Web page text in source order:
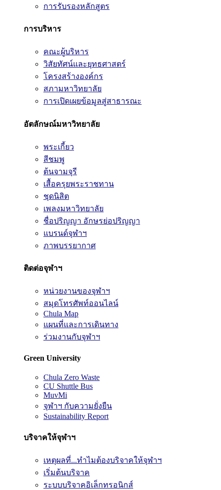
การรับรองหลักสูตร
การบริหาร
คณะผู้บริหาร
วิสัยทัศน์และยุทธศาสตร์
โครงสร้างองค์กร
สภามหาวิทยาลัย
การเปิดเผยข้อมูลสู่สาธารณะ
อัตลักษณ์มหาวิทยาลัย
พระเกี้ยว
สีชมพู
ต้นจามจุรี
เสื้อครุยพระราชทาน
ชุดนิสิต
เพลงมหาวิทยาลัย
ชื่อปริญญา อักษรย่อปริญญา
แบรนด์จุฬาฯ
ภาพบรรยากาศ
ติดต่อจุฬาฯ
หน่วยงานของจุฬาฯ
สมุดโทรศัพท์ออนไลน์
Chula Map
แผนที่และการเดินทาง
ร่วมงานกับจุฬาฯ
Green University
Chula Zero Waste
CU Shuttle Bus
MuvMi
จุฬาฯ กับความยั่งยืน
Sustainability Report
บริจาคให้จุฬาฯ
เหตุผลที่...ทำไมต้องบริจาคให้จุฬาฯ
เริ่มต้นบริจาค
ระบบบริจาคอิเล็กทรอนิกส์